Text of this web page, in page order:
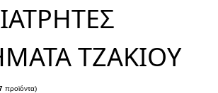
ΤΖΑΚΙΟΥ
προϊόντα)